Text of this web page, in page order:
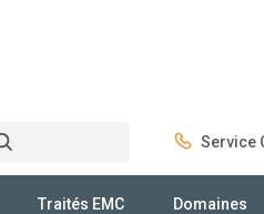
Service
Traités EMC Domaines